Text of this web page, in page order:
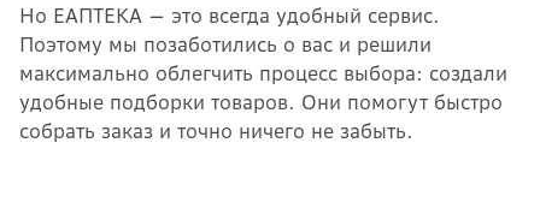
Но ЕАПТЕКА — это всегда удобный сервис.
Поэтому мы позаботились о вас и решили
максимально облегчить процесс выбора: создали
удобные подборки товаров. Они помогут быстро
собрать заказ и точно ничего не забыть.